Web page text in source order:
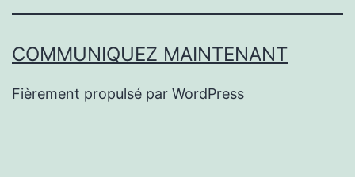
COMMUNIQUEZ MAINTENANT
Fièrement propulsé par WordPress